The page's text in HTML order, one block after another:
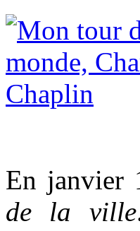
En janvier
de la ville